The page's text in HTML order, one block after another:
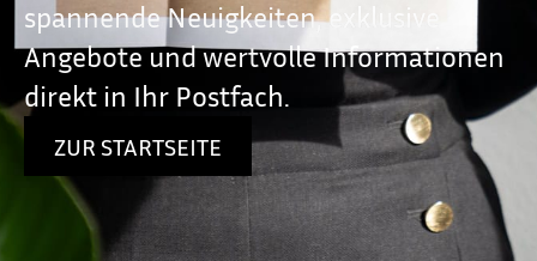
spannende Neuigkeiten, exklusive
Angebote und wertvolle Informationen
direkt in Ihr Postfach.
ZUR STARTSEITE